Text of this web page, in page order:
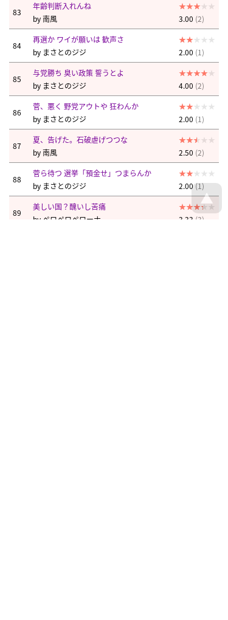
83
年齢判断入れんね
by南風 3.00 (2)
84
再選か ワイが願いは 歓声さ
by まさとのジジ 2.00 (1)
85
与党勝ち 臭い政策 誓うとよ
by まさとのジジ 4.00 (2)
86
菅、悪く 野党アウトや 狂わんか
by まさとのジジ 2.00 (1)
87
夏、告げた。石破虐げつつな
by南風 2.50 (2)
88
菅ら待つ 選挙「預金せ」つまらんか
by まさとのジジ 2.00(1)
89
美しい国？醜いし苦痛
by ペロペロペローナ 3.33 (3)